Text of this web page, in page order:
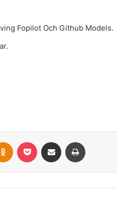
Fopilot Och Github Models.
Odnoklassniki
Pocket Share via Email